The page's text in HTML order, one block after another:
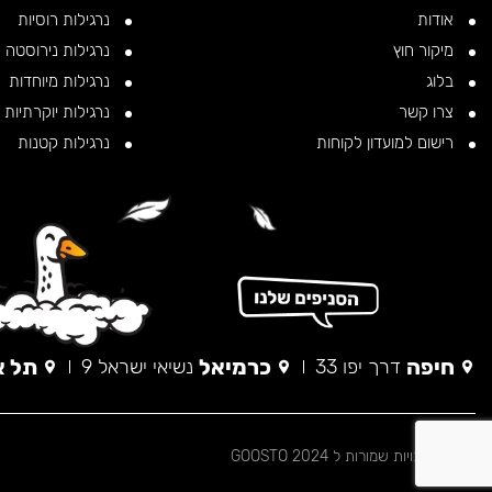
אודות
מיקור חוץ
בלוג
צרו קשר
רישום למועדון לקוחות
נרגילות רוסיות
נרגילות נירוסטה
נרגילות מיוחדות
נרגילות יוקרתיות
נרגילות קטנות
חיפה דרך יפו 33 כרמיאל נשיאי ישראל 9 תל
© כל הזכויות שמורות ל 2024 GOOSTO